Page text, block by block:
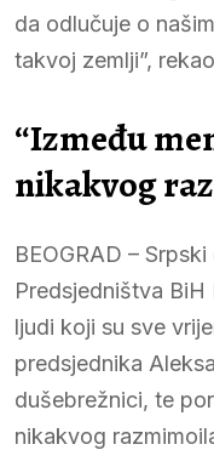
da odlučuje o
takvoj zemlji”,
“Između
nikakvog
BEOGRAD –
Predsjedništva
ljudi koji su sve
predsjednika
dušebrežnici, te
nikakvog